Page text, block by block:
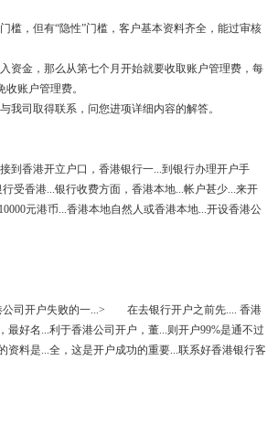
，但有“隐性”门槛，客户基本资料齐全，能过审核
金，那么从第七个月开始就要收取账户管理费，每
账户管理费。
司取得联系，问您进项详细内容的解答。
到香港开立户口，香港银行一...到银行办理开户手
受香港...银行收费方面，香港本地...帐户甚少...来开
元港币...香港本地自然人或香港本地...开设香港公
公司开户失败的一...> 在去银行开户之前先.... 香港
好名...利于香港公司开户，董...则开户99%是通不过
资料是...全，这是开户成功的重要...联系好香港银行客